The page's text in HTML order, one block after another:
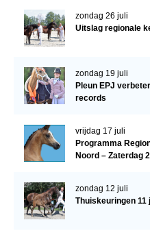
I&R Registratie
Informatie overschrijven
Animal Health Regulation
Marktplaats
Tarievenlijst
Veel gestelde vragen
Webshop
zondag 26 juli
Uitslag regionale
zondag 19 juli
Pleun EPJ
records
vrijdag 17 juli
Programma
Noord – Zaterdag
zondag 12 juli
Thuiskeuringen 11